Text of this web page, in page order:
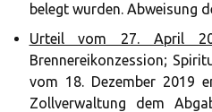
belegt wurden. Abweisung
Urteil vom 27. April
Brennereikonzession;
vom 18. Dezember 2019
Zollverwaltung dem